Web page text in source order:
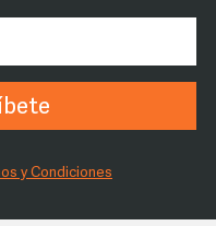
y Condiciones